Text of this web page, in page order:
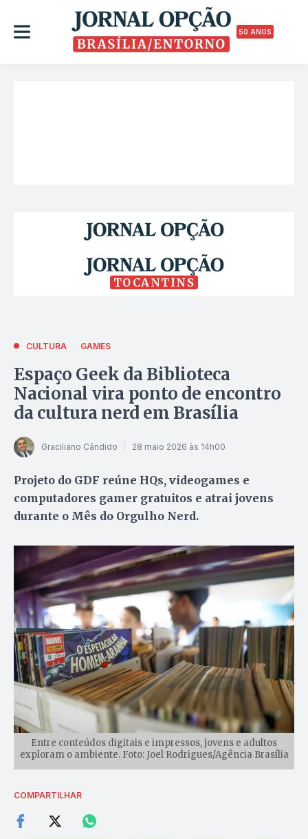
50 ANOS
TOCANTINS
CULTURA GAMES
Espaço Geek da Biblioteca
Nacional vira ponto de encontro
da cultura nerd em Brasília
Graciliano Cândido 28 maio 2026 às 14h00
Projeto do GDF reúne HQs, videogames e
computadores gamer gratuitos e atrai jovens
durante o Mês do Orgulho Nerd.
Entre conteúdos digitais e impressos, jovens e adultos
exploram o ambiente. Foto: Joel Rodrigues/Agência Brasília
COMPARTILHAR